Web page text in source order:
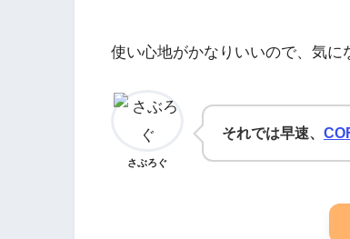
使い心地がかなりいいので、気に
さぶろぐ
それでは早速、